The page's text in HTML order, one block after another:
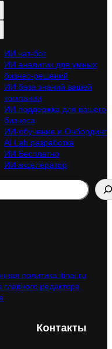
ИИ чат-бот
ИИ аналитик для умных
бизнес-решений
ИИ база знаний вашей
компании
ИИ поддержка для вашего
бизнеса
ИИ-обучение и Онбординг
AI Lab разработка
ИИ Бесплатно
ИИ акселератор
политика itinai.ru
редактора
Контакты